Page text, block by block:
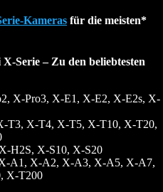
Kameras für die meisten*
Serie – Zu den beliebtesten
X-Pro3, X-E1, X-E2, X-E2s, X-
T3, X-T4, X-T5, X-T10, X-T20,
H2S, X-S10, X-S20
A1, X-A2, X-A3, X-A5, X-A7,
X-T200